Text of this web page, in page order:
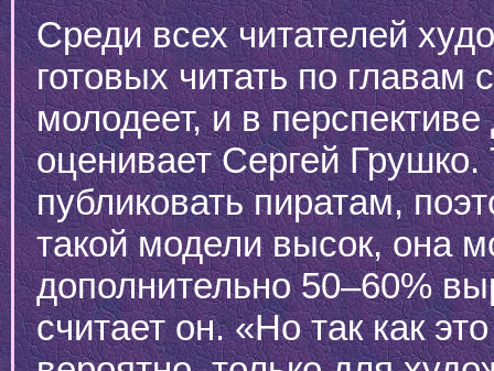
Среди всех читателей
готовых читать по главам
молодеет, и в
оценивает Сергей
публиковать пиратам,
такой модели высок, она
дополнительно 50–60%
считает он. «Но так как